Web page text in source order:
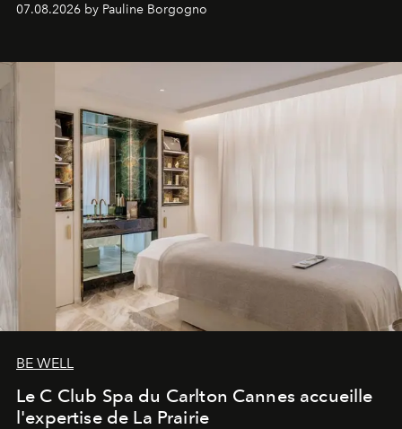
générationnel.
07.08.2026 by Pauline Borgogno
BE WELL
Le C Club Spa du Carlton Cannes accueille
l'expertise de La Prairie